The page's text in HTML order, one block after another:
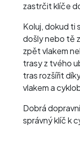
zastrčit klíče
Koluj, dokud ti
došly nebo tě
zpět vlakem
trasy z tvého
tras rozšířit
vlakem a
Dobrá
správný klíč k